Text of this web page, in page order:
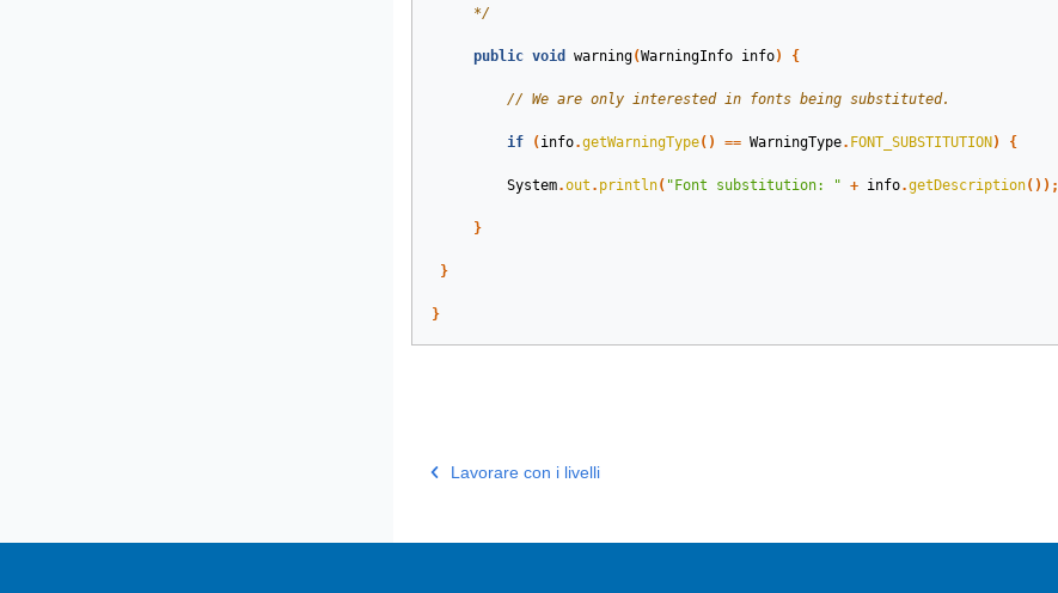
     */
public void warning(WarningInfo info) {
// We are only interested in fonts being substituted.
if (info.getWarningType() == WarningType. FONT_SUBSTITUTION) {
System.out . println( "Font substitution: " + info.getDescription());
}
}
}
Lavorare con i livelli